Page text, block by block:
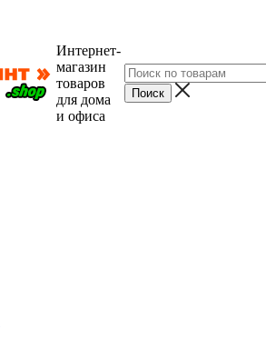
Интернет-
магазин
товаров
для дома
и офиса